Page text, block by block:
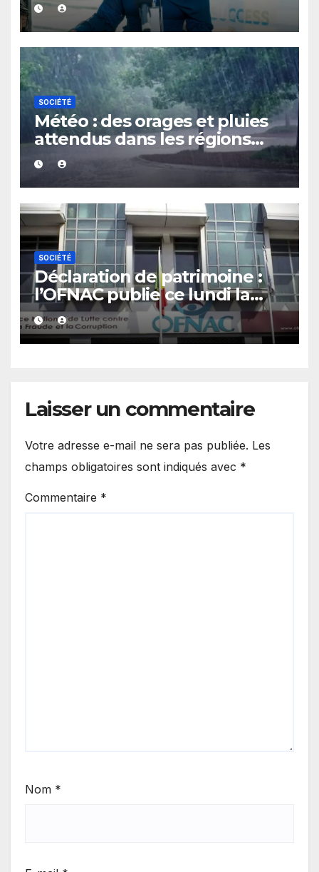
d’action 2026-2029
SOCIÉTÉ
Météo : des orages et pluies
attendus dans les régions
Sud, Est et Centre au cours
des prochaines 24 heures
SOCIÉTÉ
Déclaration de patrimoine :
l’OFNAC publie ce lundi la
liste des assujettis sénégalais
Laisser un commentaire
Votre adresse e-mail ne sera pas publiée. Les
champs obligatoires sont indiqués avec *
Commentaire *
Nom *